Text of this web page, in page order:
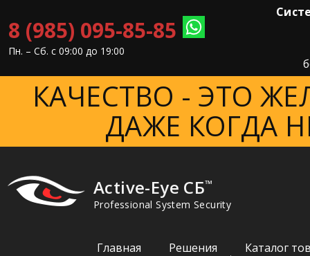
8 (985) 095-85-85
Пн. – Cб. с 09:00 до 19:00
КАЧЕСТВО - ЭТО
ДАЖЕ КОГДА
Active-Eye СБ™
Professional System Security
Главная Решения Каталог